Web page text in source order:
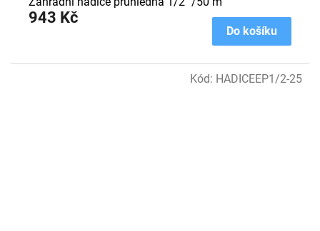
943 Kč
Do košíku
Kód: HADICEEP1/2-25